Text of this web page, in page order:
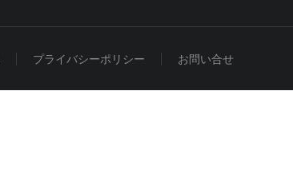
プライバシーポリシー お問い合せ